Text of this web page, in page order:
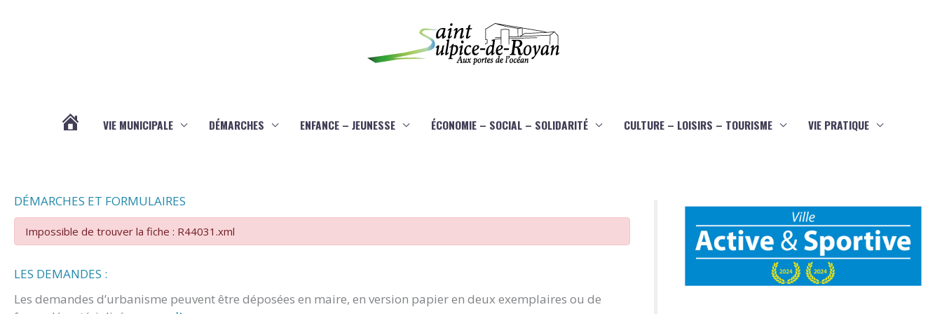
VIE MUNICIPALE DÉMARCHES ENFANCE – JEUNESSE ÉCONOMIE – SOCIAL – SOLIDARITÉ CULTURE – LOISIRS – TOURISME VIE PRATIQUE
DÉMARCHES ET FORMULAIRES
Impossible de trouver la fiche : R44031.xml
LES DEMANDES :
Les demandes d’urbanisme peuvent être déposées en maire, en version papier en deux exemplaires ou de